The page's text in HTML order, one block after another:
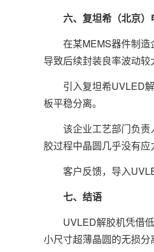
六、复坦希（北京
在某MEMS器件制造企
导致后续封装良率波动较
引入复坦希UVLED解
板平稳分离。
该企业工艺部门负责
胶过程中晶圆几乎没有
客户反馈，导入
七、结语
UVLED解胶机凭借低
小尺寸超薄晶圆的无损分